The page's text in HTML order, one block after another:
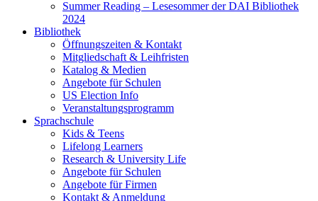
Summer Reading – Lesesommer der DAI Bibliothek
2024
Bibliothek
Öffnungszeiten & Kontakt
Mitgliedschaft & Leihfristen
Katalog & Medien
Angebote für Schulen
US Election Info
Veranstaltungsprogramm
Sprachschule
Kids & Teens
Lifelong Learners
Research & University Life
Angebote für Schulen
Angebote für Firmen
Kontakt & Anmeldung